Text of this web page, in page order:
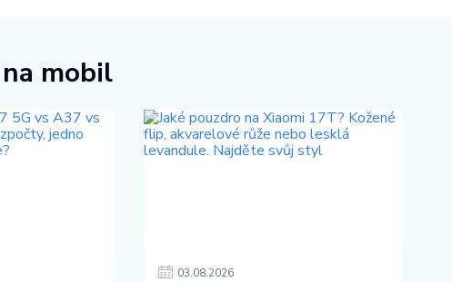
mobil
03.08.2026